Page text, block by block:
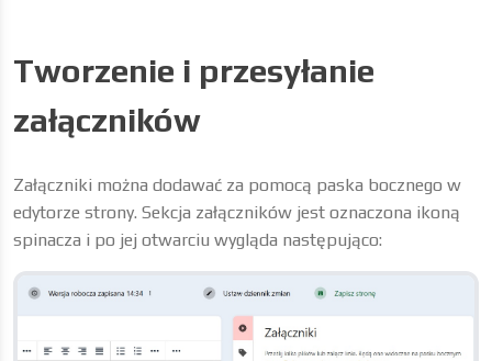
Tworzenie i przesyłanie
załączników
Załączniki można dodawać za pomocą paska bocznego w
edytorze strony. Sekcja załączników jest oznaczona ikoną
spinacza i po jej otwarciu wygląda następująco: